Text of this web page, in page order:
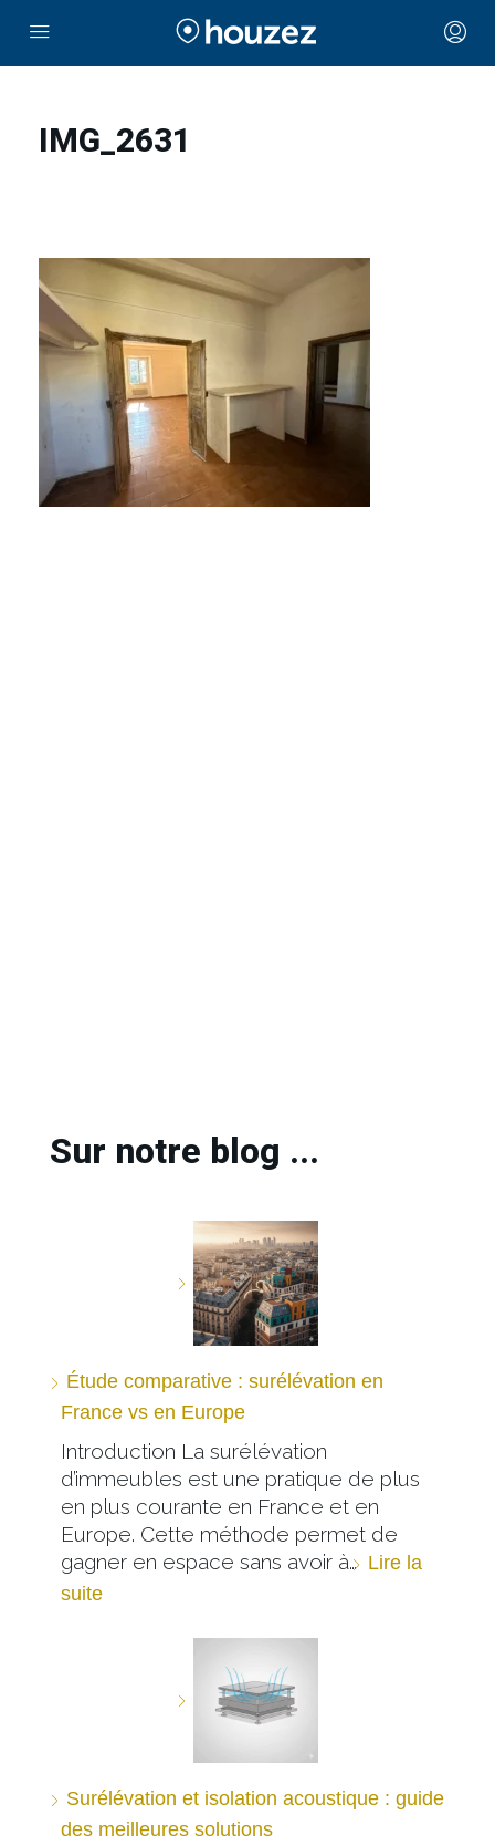
IMG_2631
Sur notre blog ...
Étude comparative : surélévation en
France vs en Europe
Introduction La surélévation
d’immeubles est une pratique de plus
en plus courante en France et en
Europe. Cette méthode permet de
gagner en espace sans avoir à… Lire la
suite
Surélévation et isolation acoustique : guide
des meilleures solutions